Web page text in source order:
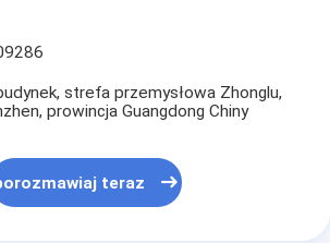
odśrodkowa
szlamowej
strefa przemysłowa Zhonglu,
prowincja Guangdong Chiny
teraz